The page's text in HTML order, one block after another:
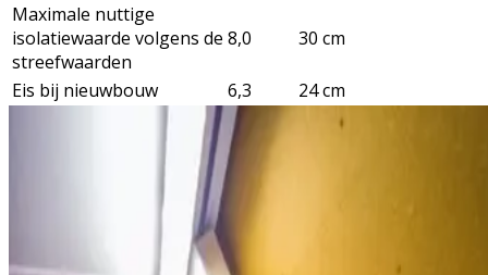
Maximale nuttige
isolatiewaarde volgens de
streefwaarden
8,0 30 cm
Eis bij nieuwbouw 6,3 24 cm